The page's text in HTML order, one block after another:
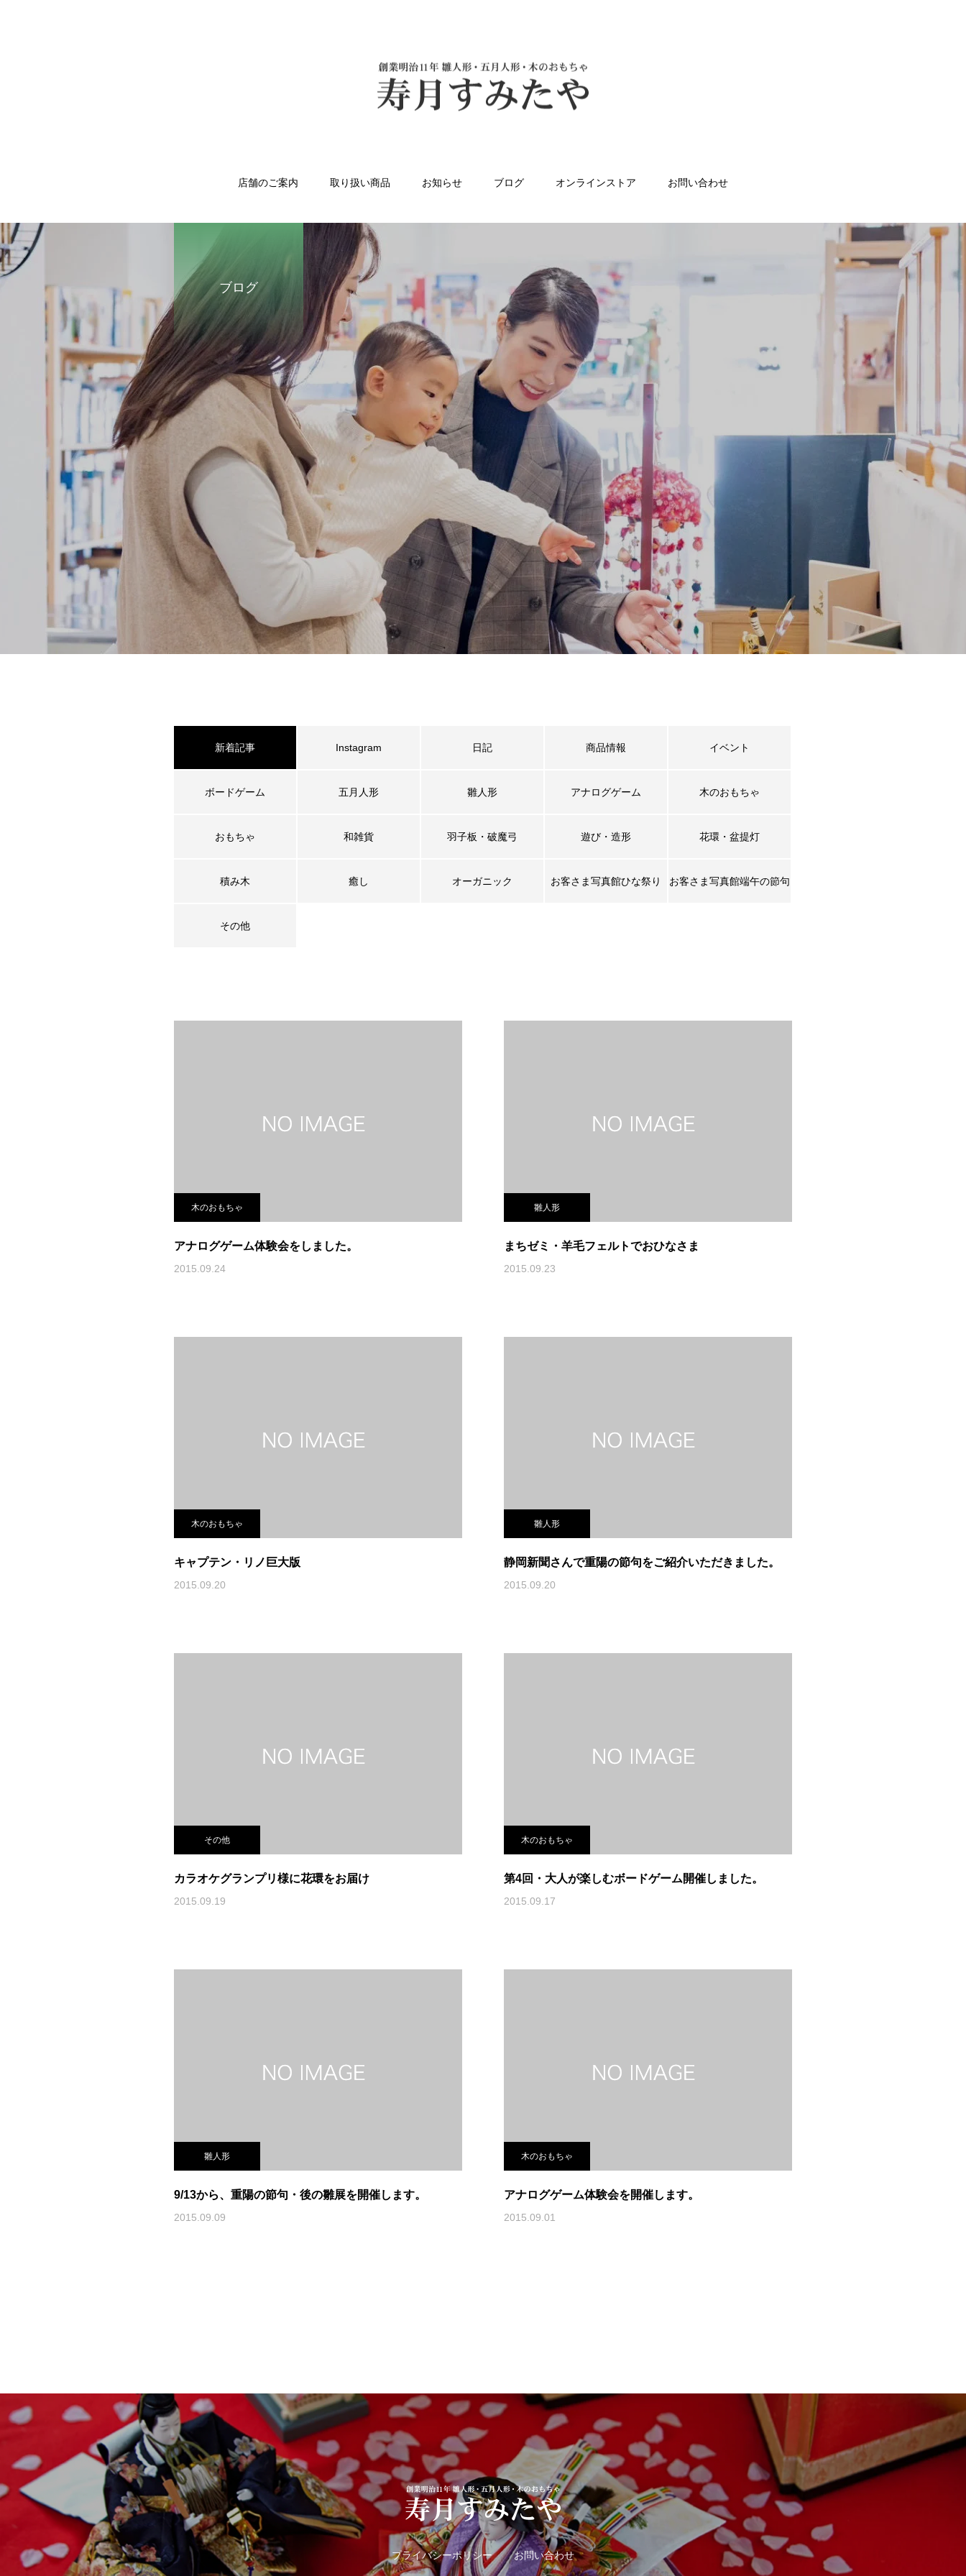
店舗のご案内 取り扱い商品 お知らせ ブログ オンラインストア お問い合わせ
ブログ
新着記事 Instagram 日記 商品情報 イベント
ボードゲーム 五月人形 雛人形 アナログゲーム 木のおもちゃ
おもちゃ 和雑貨 羽子板・破魔弓 遊び・造形 花環・盆提灯
積み木 癒し オーガニック お客さま写真館ひな祭り お客さま写真館端午の節句
その他
木のおもちゃ
アナログゲーム体験会をしました。
2015.09.24
雛人形
まちゼミ・羊毛フェルトでおひなさま
2015.09.23
木のおもちゃ
キャプテン・リノ巨大版
2015.09.20
雛人形
静岡新聞さんで重陽の節句をご紹介いただきました。
2015.09.20
その他
カラオケグランプリ様に花環をお届け
2015.09.19
木のおもちゃ
第4回・大人が楽しむボードゲーム開催しました。
2015.09.17
雛人形
9/13から、重陽の節句・後の雛展を開催します。
2015.09.09
木のおもちゃ
アナログゲーム体験会を開催します。
2015.09.01
プライバシーポリシー お問い合わせ